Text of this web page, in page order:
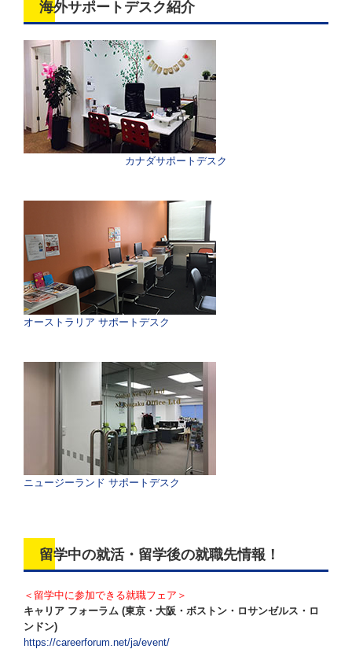
海外サポートデスク紹介
「留学パスウエイ」から申し込まれた方は無料で現地
サポートが受けられます。
カナダサポートデスク
オーストラリア サポートデスク
ニュージーランド サポートデスク
留学中の就活・留学後の就職先情報！
＜留学中に参加できる就職フェア＞
キャリア フォーラム (東京・大阪・ボストン・ロサンゼルス・ロ
ンドン)
https://careerforum.net/ja/event/